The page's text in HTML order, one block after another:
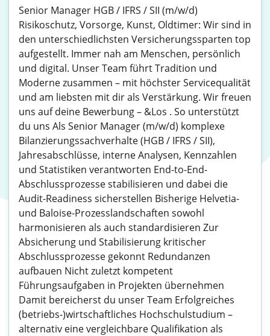
Senior Manager HGB / IFRS / SII (m/w/d)
Risikoschutz, Vorsorge, Kunst, Oldtimer: Wir sind in
den unterschiedlichsten Versicherungssparten top
aufgestellt. Immer nah am Menschen, persönlich
und digital. Unser Team führt Tradition und
Moderne zusammen – mit höchster Servicequalität
und am liebsten mit dir als Verstärkung. Wir freuen
uns auf deine Bewerbung – &Los . So unterstützt
du uns Als Senior Manager (m/w/d) komplexe
Bilanzierungssachverhalte (HGB / IFRS / SII),
Jahresabschlüsse, interne Analysen, Kennzahlen
und Statistiken verantworten End-to-End-
Abschlussprozesse stabilisieren und dabei die
Audit-Readiness sicherstellen Bisherige Helvetia-
und Baloise-Prozesslandschaften sowohl
harmonisieren als auch standardisieren Zur
Absicherung und Stabilisierung kritischer
Abschlussprozesse gekonnt Redundanzen
aufbauen Nicht zuletzt kompetent
Führungsaufgaben in Projekten übernehmen
Damit bereicherst du unser Team Erfolgreiches
(betriebs-)wirtschaftliches Hochschulstudium –
alternativ eine vergleichbare Qualifikation als